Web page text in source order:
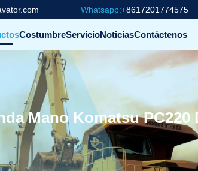
Whatsapp:+8617201774575
CostumbreServicioNoticiasContáctenos
Mano Komatsu PC220